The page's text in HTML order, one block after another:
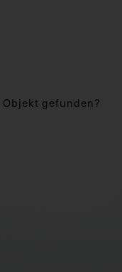
gefunden?